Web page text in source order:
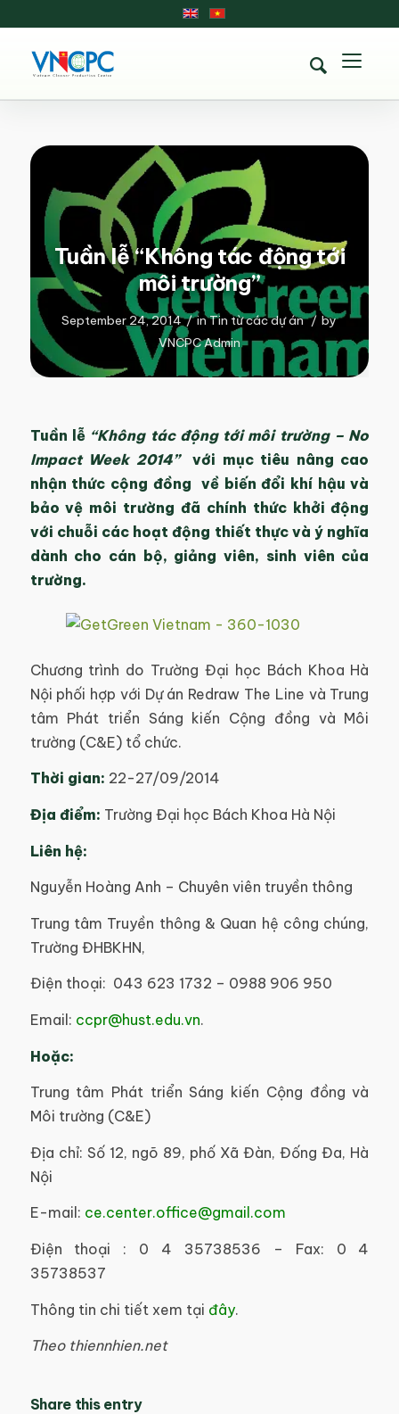
Tuần lễ “Không tác động tới
môi trường”
September 24, 2014 / inTin từ các dự án / by
VNCPC Admin
Tuần lễ “Không tác động tới môi trường – No
Impact Week 2014”với mục tiêu nâng cao
nhận thức cộng đồng về biến đổi khí hậu và
bảo vệ môi trường đã chính thức khởi động
với chuỗi các hoạt động thiết thực và ý nghĩa
dành cho cán bộ, giảng viên, sinh viên của
trường.
Chương trình do Trường Đại học Bách Khoa Hà
Nội phối hợp với Dự án Redraw The Line và Trung
tâm Phát triển Sáng kiến Cộng đồng và Môi
trường (C&E) tổ chức.
Thời gian: 22-27/09/2014
Địa điểm: Trường Đại học Bách Khoa Hà Nội
Liên hệ:
Nguyễn Hoàng Anh – Chuyên viên truyền thông
Trung tâm Truyền thông & Quan hệ công chúng,
Trường ĐHBKHN,
Điện thoại: 043 623 1732 – 0988 906 950
Email: ccpr@hust.edu.vn.
Hoặc:
Trung tâm Phát triển Sáng kiến Cộng đồng và
Môi trường (C&E)
Địa chỉ: Số 12, ngõ 89, phố Xã Đàn, Đống Đa, Hà
Nội
E-mail: ce.center.office@gmail.com
Điện thoại : 0 4 35738536 – Fax: 0 4
35738537
Thông tin chi tiết xem tại đây.
Theo thiennhien.net
Share this entry